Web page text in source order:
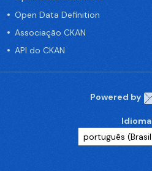
Open Data Definition
Associação CKAN
API do CKAN
Powered by
Idioma